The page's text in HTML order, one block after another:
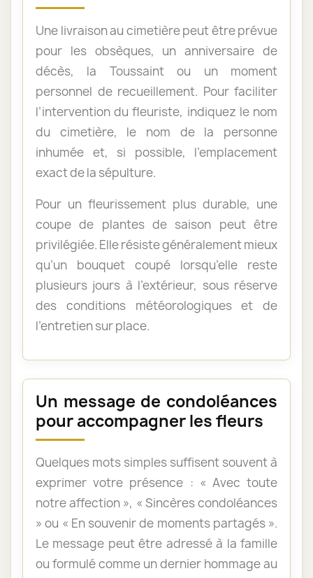
Une livraison au cimetière peut être prévue
pour les obsèques, un anniversaire de
décès, la Toussaint ou un moment
personnel de recueillement. Pour faciliter
l’intervention du fleuriste, indiquez le nom
du cimetière, le nom de la personne
inhumée et, si possible, l’emplacement
exact de la sépulture.
Pour un fleurissement plus durable, une
coupe de plantes de saison peut être
privilégiée. Elle résiste généralement mieux
qu’un bouquet coupé lorsqu’elle reste
plusieurs jours à l’extérieur, sous réserve
des conditions météorologiques et de
l’entretien sur place.
Un message de condoléances
pour accompagner les fleurs
Quelques mots simples suffisent souvent à
exprimer votre présence : « Avec toute
notre affection », « Sincères condoléances
» ou « En souvenir de moments partagés ».
Le message peut être adressé à la famille
ou formulé comme un dernier hommage au